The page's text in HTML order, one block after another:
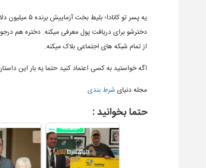
یه پسر تو
از تمام شبکه های اجتماعی بلاک میکنه.
اگه خواستید به کسی اعتماد کنید حتما یه بار این
مجله دنیای شرط بندی
حتما بخوانید :